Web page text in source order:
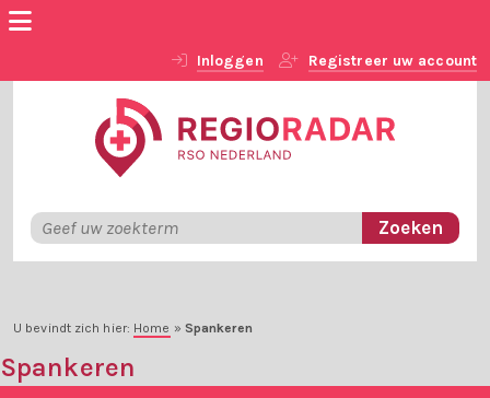
Inloggen Registreer uw account
U bevindt zich hier: Home » Spankeren
Spankeren